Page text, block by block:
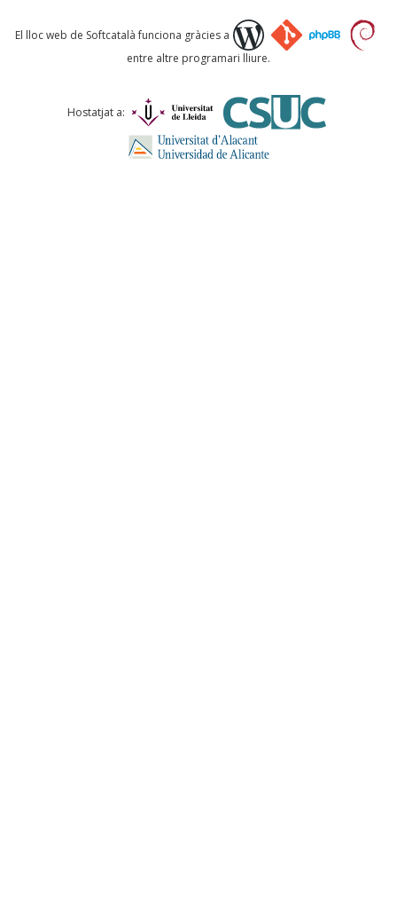
Què proposeu?
Comentari *
El lloc web de Softcatalà funciona gràcies a
entre altre programari lliure.
Hostatjat a: